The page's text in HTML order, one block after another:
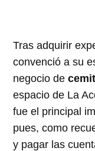
Tras adquirir
convenció a su
negocio de
espacio de La
fue el principal
pues, como
y pagar las